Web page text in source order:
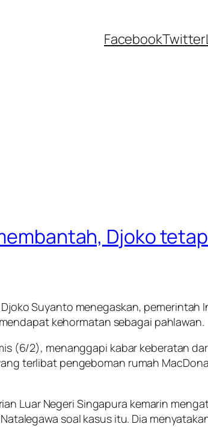
FacebookTwitter
Djoko
Suyanto menegaskan, pemerintah
kehormatan sebagai pahlawan.
(6/2), menanggapi kabar keberatan
terlibat pengeboman rumah
Luar Negeri Singapura kemarin
soal kasus itu. Dia